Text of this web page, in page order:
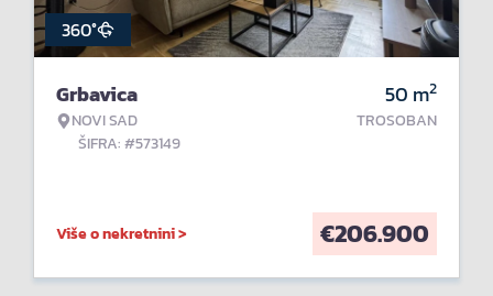
360°
Grbavica
NOVI SAD
ŠIFRA: #573149
50 m2
TROSOBAN
Više o nekretnini > €206.900